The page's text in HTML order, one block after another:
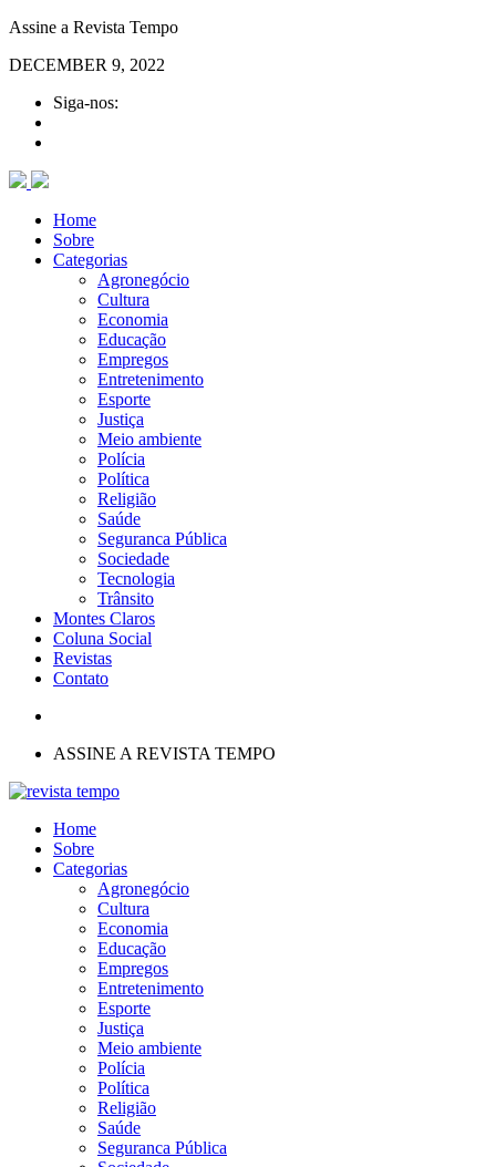
Assine a Revista Tempo
DECEMBER 9, 2022
Siga-nos:
Home
Sobre
Categorias
Agronegócio
Cultura
Economia
Educação
Empregos
Entretenimento
Esporte
Justiça
Meio ambiente
Polícia
Política
Religião
Saúde
Seguranca Pública
Sociedade
Tecnologia
Trânsito
Montes Claros
Coluna Social
Revistas
Contato
ASSINE A REVISTA TEMPO
Home
Sobre
Categorias
Agronegócio
Cultura
Economia
Educação
Empregos
Entretenimento
Esporte
Justiça
Meio ambiente
Polícia
Política
Religião
Saúde
Seguranca Pública